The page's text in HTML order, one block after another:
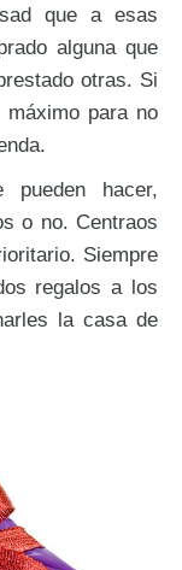
que a esas
alguna que
otras. Si
para no
hacer,
o no. Centraos
Siempre
regalos a los
la casa de